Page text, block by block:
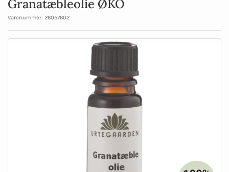
Granatæbleolie ØKO
Varenummer: 26057602